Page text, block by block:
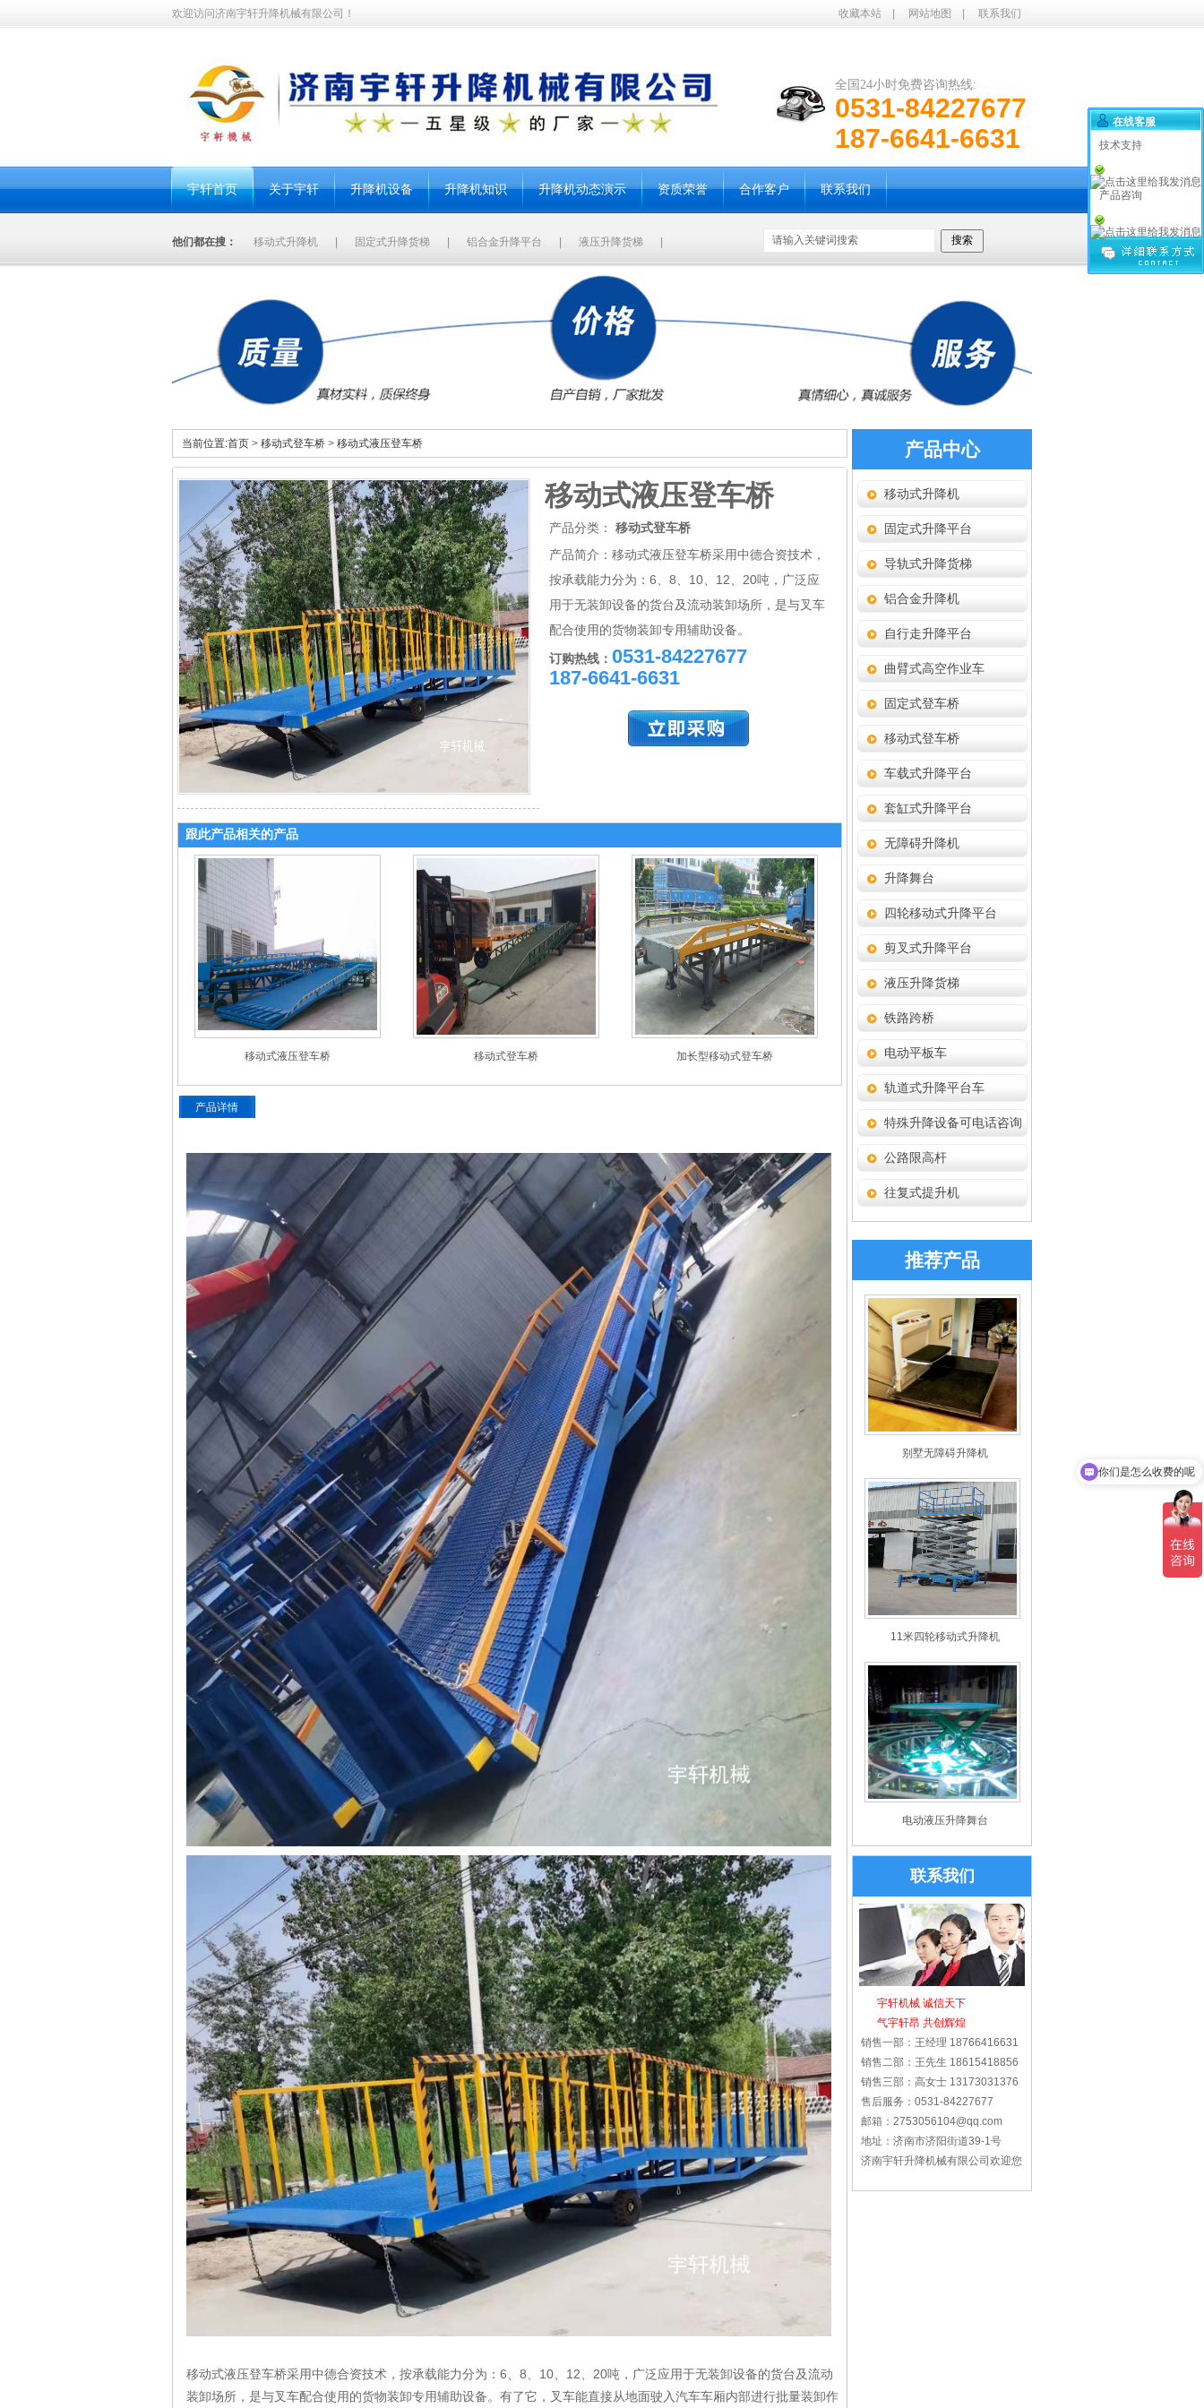
收藏本站 网站地图 联系我们
欢迎访问济南宇轩升降机械有限公司！
全国24小时免费咨询热线:
0531-84227677
187-6641-6631
宇轩首页 关于宇轩 升降机设备 升降机知识 升降机动态演示 资质荣誉 合作客户 联系我们
他们都在搜： 移动式升降机 固定式升降货梯 铝合金升降平台 液压升降货梯
当前位置:首页 > 移动式登车桥 > 移动式液压登车桥
移动式液压登车桥
产品分类： 移动式登车桥
产品简介：移动式液压登车桥采用中德合资技术，
按承载能力分为：6、8、10、12、20吨，广泛应
用于无装卸设备的货台及流动装卸场所，是与叉车
配合使用的货物装卸专用辅助设备。
订购热线： 0531-84227677
187-6641-6631
跟此产品相关的产品
移动式液压登车桥 移动式登车桥 加长型移动式登车桥
产品详情
移动式液压登车桥采用中德合资技术，按承载能力分为：6、8、10、12、20吨，广泛应用于无装卸设备的货台及流动
装卸场所，是与叉车配合使用的货物装卸专用辅助设备。有了它，叉车能直接从地面驶入汽车车厢内部进行批量装卸作
产品中心
移动式升降机
固定式升降平台
导轨式升降货梯
铝合金升降机
自行走升降平台
曲臂式高空作业车
固定式登车桥
移动式登车桥
车载式升降平台
套缸式升降平台
无障碍升降机
升降舞台
四轮移动式升降平台
剪叉式升降平台
液压升降货梯
铁路跨桥
电动平板车
轨道式升降平台车
特殊升降设备可电话咨询
公路限高杆
往复式提升机
推荐产品
别墅无障碍升降机
11米四轮移动式升降机
电动液压升降舞台
联系我们
宇轩机械 诚信天下
气宇轩昂 共创辉煌
销售一部：王经理 18766416631
销售二部：王先生 18615418856
销售三部：高女士 13173031376
售后服务：0531-84227677
邮箱：2753056104@qq.com
地址：济南市济阳街道39-1号
济南宇轩升降机械有限公司欢迎您
在线客服
技术支持
产品咨询
现在有优惠活动吗